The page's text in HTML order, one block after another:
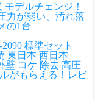
デルチェンジ！
力が弱い、汚れ落
の1台
標準セット
東日本 西日本
壁 コケ 除去 高圧
がもらえる！レビ